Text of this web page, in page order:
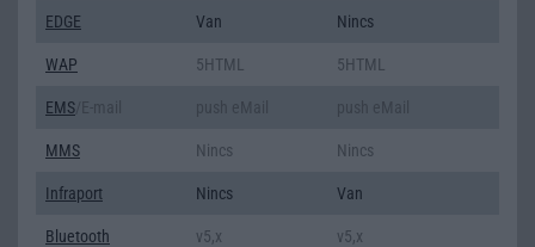
EDGE Van Nincs
WAP 5HTML 5HTML
EMS
MMS Nincs Nincs
Infraport Nincs Van
Bluetooth v5,x v5,x